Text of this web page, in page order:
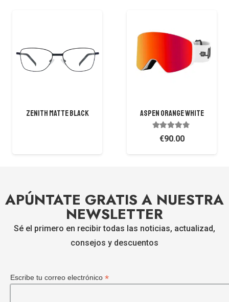
Aspen Orange White
STELVIO MATTE ORANGE
GREEN
€69.00
APÚNTATE GRATIS A NUESTRA
NEWSLETTER
Sé el primero en recibir todas las noticias, actualizad,
consejos y descuentos
Escribe tu correo electrónico *